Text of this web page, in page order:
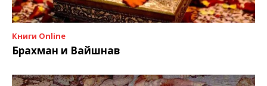
Книги Online
Брахман и Вайшнав